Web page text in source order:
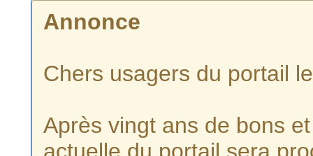
Annonce
Chers usagers du portail
Après vingt ans de bons